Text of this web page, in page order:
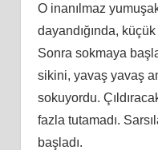
O inanılmaz
dayandığında,
Sonra sokmaya
sikini, yavaş yavaş
sokuyordu.
fazla tutamadı.
başladı.